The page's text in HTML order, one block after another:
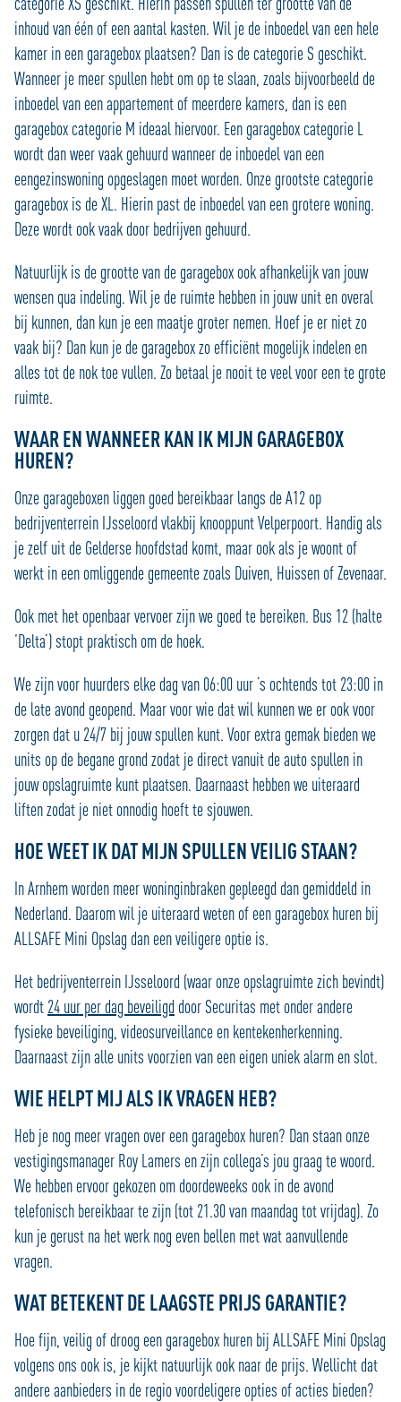
inhoud van één of een aantal kasten. Wil je de inboedel van een hele
kamer in een garagebox plaatsen? Dan is de categorie S geschikt.
Wanneer je meer spullen hebt om op te slaan, zoals bijvoorbeeld de
inboedel van een appartement of meerdere kamers, dan is een
garagebox categorie M ideaal hiervoor. Een garagebox categorie L
wordt dan weer vaak gehuurd wanneer de inboedel van een
eengezinswoning opgeslagen moet worden. Onze grootste categorie
garagebox is de XL. Hierin past de inboedel van een grotere woning.
Deze wordt ook vaak door bedrijven gehuurd.
Natuurlijk is de grootte van de garagebox ook afhankelijk van jouw
wensen qua indeling. Wil je de ruimte hebben in jouw unit en overal
bij kunnen, dan kun je een maatje groter nemen. Hoef je er niet zo
vaak bij? Dan kun je de garagebox zo efficiënt mogelijk indelen en
alles tot de nok toe vullen. Zo betaal je nooit te veel voor een te grote
ruimte.
WAAR EN WANNEER KAN IK MIJN GARAGEBOX
HUREN?
Onze garageboxen liggen goed bereikbaar langs de A12 op
bedrijventerrein IJsseloord vlakbij knooppunt Velperpoort. Handig als
je zelf uit de Gelderse hoofdstad komt, maar ook als je woont of
werkt in een omliggende gemeente zoals Duiven, Huissen of Zevenaar.
Ook met het openbaar vervoer zijn we goed te bereiken. Bus 12 (halte
‘Delta’) stopt praktisch om de hoek.
We zijn voor huurders elke dag van 06:00 uur ’s ochtends tot 23:00 in
de late avond geopend. Maar voor wie dat wil kunnen we er ook voor
zorgen dat u 24/7 bij jouw spullen kunt. Voor extra gemak bieden we
units op de begane grond zodat je direct vanuit de auto spullen in
jouw opslagruimte kunt plaatsen. Daarnaast hebben we uiteraard
liften zodat je niet onnodig hoeft te sjouwen.
HOE WEET IK DAT MIJN SPULLEN VEILIG STAAN?
In Arnhem worden meer woninginbraken gepleegd dan gemiddeld in
Nederland. Daarom wil je uiteraard weten of een garagebox huren bij
ALLSAFE Mini Opslag dan een veiligere optie is.
Het bedrijventerrein IJsseloord (waar onze opslagruimte zich bevindt)
wordt 24 uur per dag beveiligd door Securitas met onder andere
fysieke beveiliging, videosurveillance en kentekenherkenning.
Daarnaast zijn alle units voorzien van een eigen uniek alarm en slot.
WIE HELPT MIJ ALS IK VRAGEN HEB?
Heb je nog meer vragen over een garagebox huren? Dan staan onze
vestigingsmanager Roy Lamers en zijn collega’s jou graag te woord.
We hebben ervoor gekozen om doordeweeks ook in de avond
telefonisch bereikbaar te zijn (tot 21.30 van maandag tot vrijdag). Zo
kun je gerust na het werk nog even bellen met wat aanvullende
vragen.
WAT BETEKENT DE LAAGSTE PRIJS GARANTIE?
Hoe fijn, veilig of droog een garagebox huren bij ALLSAFE Mini Opslag
volgens ons ook is, je kijkt natuurlijk ook naar de prijs. Wellicht dat
andere aanbieders in de regio voordeligere opties of acties bieden?